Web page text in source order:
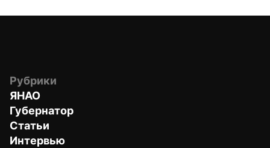
Рубрики
ЯНАО
Губернатор
Статьи
Интервью